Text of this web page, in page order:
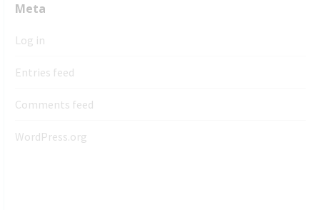
Meta
Log in
Entries feed
Comments feed
WordPress.org